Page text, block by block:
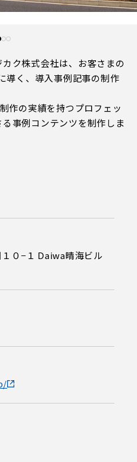
カク株式会社は、
お客さまの
く、 導入事例記事の制作
作の実績を持つプロフェッ
事例コンテンツを制作しま
０−１ Daiwa晴海ビル